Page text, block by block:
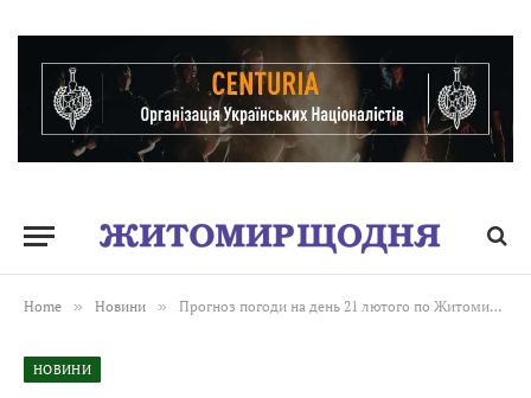
Home » Новини » Прогноз погоди на день 21 лютого по Житомирській області
НОВИНИ